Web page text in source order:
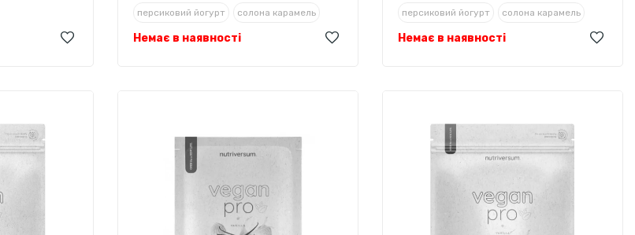
персиковий йогурт солона карамель
фундук шоколад з корицею та стевією
Немає в наявності
персиковий йогурт солона карамель
фундук шоколад з корицею та стевією
Немає в наявності